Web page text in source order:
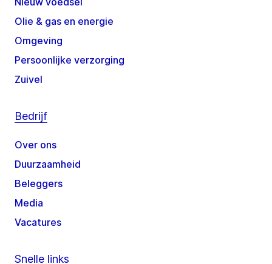
Olie & gas en energie
Omgeving
Persoonlijke verzorging
Zuivel
Bedrijf
Over ons
Duurzaamheid
Beleggers
Media
Vacatures
Snelle links